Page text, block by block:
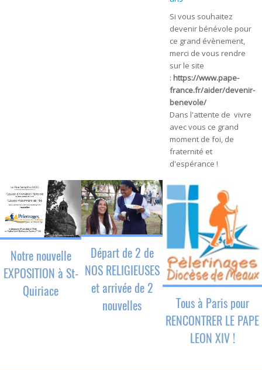
Notre nouvelle
EXPOSITION à St-
Quiriace
Départ de 2 de
NOS RELIGIEUSES
et arrivée de 2
nouvelles
Si vous souhaitez
devenir bénévole pour
ce grand évènement,
merci de vous rendre
sur le site
: https://www.pape-
france.fr/aider/devenir-
benevole/
Dans l'attente de vivre
avec vous ce grand
moment de foi, de
fraternité et
d'espérance !
Tous à Paris pour
RENCONTRER LE PAPE
LEON XIV !